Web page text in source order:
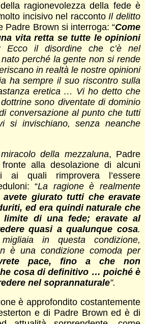
ragionevolezza della fede è
incisivo nel raccontoIl delitto
Padre Brown si interroga: “Come
vita retta se tutte le opinioni
Ecco il disordine che c’è nel
perché la gente non si rende
in realtà le nostre opinioni
ha sempre il suo riscontro sulla
eretica … Vi ho detto che
sono diventate di dominio
conversazione al punto che tutti
si invischiano, senza neanche
della mezzaluna, Padre
alla desolazione di alcuni
ai quali rimprovera l’essere
“La ragione è realmente
avete giurato tutti che eravate
ed era quindi naturale che
di una fede; eravate al
quasi a qualunque cosa.
in questa condizione,
è una condizione comoda per
pace, fino a che non
cosa di definitivo … poiché è
nel soprannaturale”.
è approfondito costantemente
e di Padre Brown ed è di